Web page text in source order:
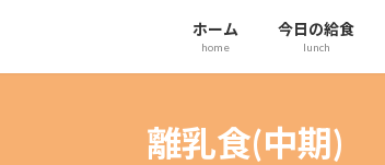
ホーム
home
今日の給食
lunch
離乳食(中期)